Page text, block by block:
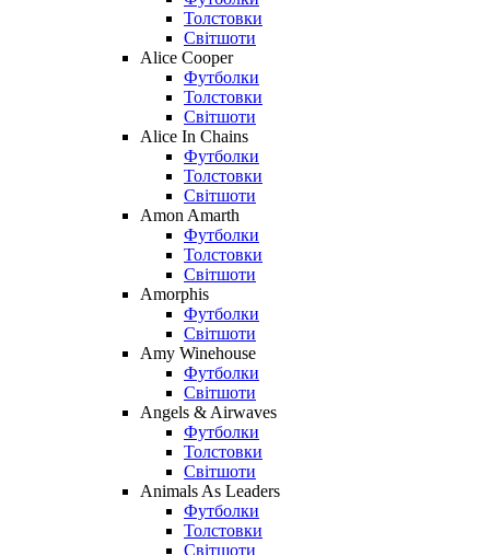
Толстовки
Світшоти
Alice Cooper
Футболки
Толстовки
Світшоти
Alice In Chains
Футболки
Толстовки
Світшоти
Amon Amarth
Футболки
Толстовки
Світшоти
Amorphis
Футболки
Світшоти
Amy Winehouse
Футболки
Світшоти
Angels & Airwaves
Футболки
Толстовки
Світшоти
Animals As Leaders
Футболки
Толстовки
Світшоти